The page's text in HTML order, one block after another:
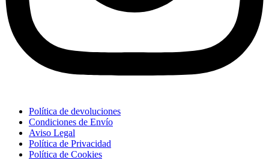
Política de devoluciones
Condiciones de Envío
Aviso Legal
Política de Privacidad
Política de Cookies